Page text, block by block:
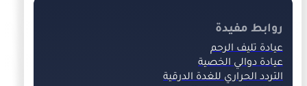
روابط مفيدة
عيادة تليف الرحم
عيادة دوالي الخصية
التردد الحراري للغدة الدرقية